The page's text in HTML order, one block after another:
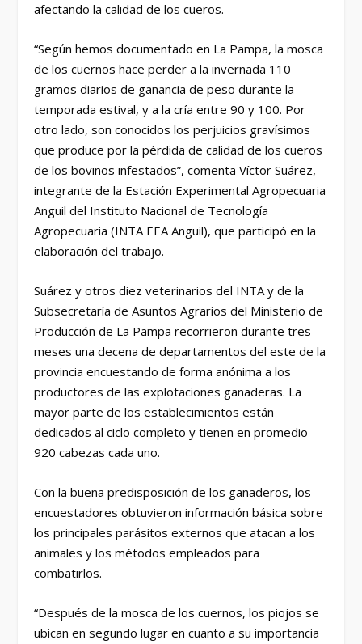
afectando la calidad de los cueros.
“Según hemos documentado en La Pampa, la mosca
de los cuernos hace perder a la invernada 110
gramos diarios de ganancia de peso durante la
temporada estival, y a la cría entre 90 y 100. Por
otro lado, son conocidos los perjuicios gravísimos
que produce por la pérdida de calidad de los cueros
de los bovinos infestados”, comenta Víctor Suárez,
integrante de la Estación Experimental Agropecuaria
Anguil del Instituto Nacional de Tecnología
Agropecuaria (INTA EEA Anguil), que participó en la
elaboración del trabajo.
Suárez y otros diez veterinarios del INTA y de la
Subsecretaría de Asuntos Agrarios del Ministerio de
Producción de La Pampa recorrieron durante tres
meses una decena de departamentos del este de la
provincia encuestando de forma anónima a los
productores de las explotaciones ganaderas. La
mayor parte de los establecimientos están
dedicados al ciclo completo y tienen en promedio
920 cabezas cada uno.
Con la buena predisposición de los ganaderos, los
encuestadores obtuvieron información básica sobre
los principales parásitos externos que atacan a los
animales y los métodos empleados para
combatirlos.
“Después de la mosca de los cuernos, los piojos se
ubican en segundo lugar en cuanto a su importancia